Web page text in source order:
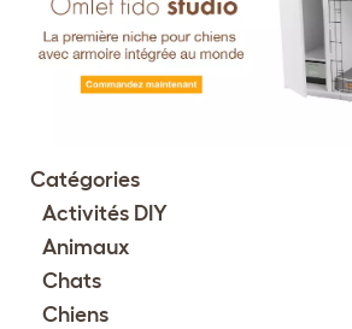
Catégories
Activités DIY
Animaux
Chats
Chiens